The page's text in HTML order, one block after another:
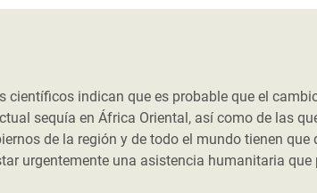
científicos indican que es probable que el
sequía en África Oriental, así como de las
de la región y de todo el mundo tienen
urgentemente una asistencia humanitaria